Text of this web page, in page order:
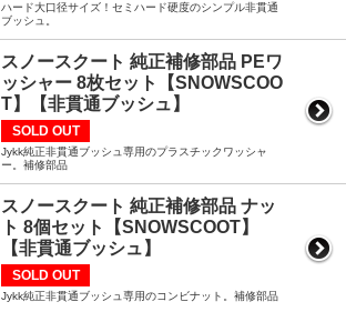
ハード大口径サイズ！セミハード硬度のシンプル非貫通
ブッシュ。
スノースクート 純正補修部品 PEワ
ッシャー 8枚セット【SNOWSCOO
T】【非貫通ブッシュ】
SOLD OUT
Jykk純正非貫通ブッシュ専用のプラスチックワッシャ
ー。補修部品
スノースクート 純正補修部品 ナッ
ト 8個セット【SNOWSCOOT】
【非貫通ブッシュ】
SOLD OUT
Jykk純正非貫通ブッシュ専用のコンビナット。補修部品